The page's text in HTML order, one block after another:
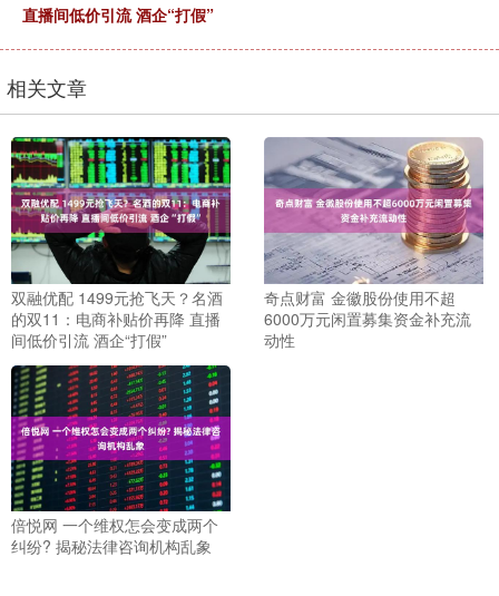
直播间低价引流 酒企“打假”
相关文章
双融优配 1499元抢飞天？名酒
的双11：电商补贴价再降 直播
间低价引流 酒企“打假”
奇点财富 金徽股份使用不超
6000万元闲置募集资金补充流
动性
倍悦网 一个维权怎会变成两个
纠纷? 揭秘法律咨询机构乱象